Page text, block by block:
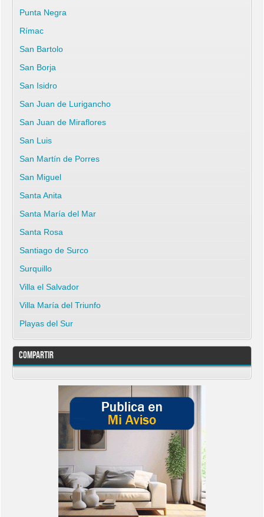
Punta Negra
Rímac
San Bartolo
San Borja
San Isidro
San Juan de Lurigancho
San Juan de Miraflores
San Luis
San Martín de Porres
San Miguel
Santa Anita
Santa María del Mar
Santa Rosa
Santiago de Surco
Surquillo
Villa el Salvador
Villa María del Triunfo
Playas del Sur
Compartir